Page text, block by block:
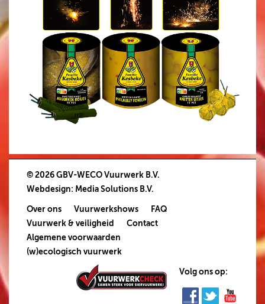
© 2026 GBV-WECO Vuurwerk B.V.
Webdesign: Media Solutions B.V.
Over ons Vuurwerkshows
FAQ
Vuurwerk & veiligheid
Contact
Algemene voorwaarden
(w)ecologisch vuurwerk
Volg ons op: